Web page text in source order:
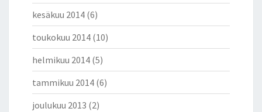
kesäkuu 2014 (6)
toukokuu 2014 (10)
helmikuu 2014 (5)
tammikuu 2014 (6)
joulukuu 2013 (2)